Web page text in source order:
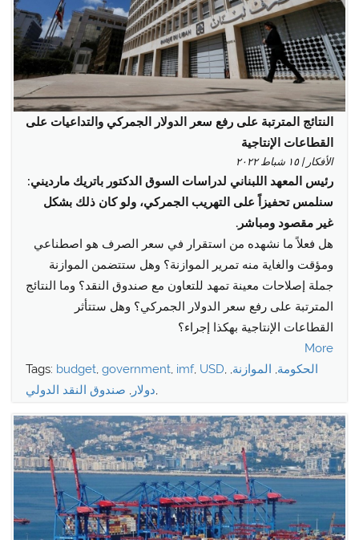
النتائج المترتبة على رفع سعر الدولار الجمركي والتداعيات على
القطاعات الإنتاجية
الأفكار | ١٥ شباط ٢٠٢٢
رئيس المعهد اللبناني لدراسات السوق الدكتور باتريك مارديني:
سنلمس تحفيزاً على التهريب الجمركي، ولو كان ذلك بشكل
غير مقصود ومباشر.
هل فعلاً ما نشهده من استقرار في سعر الصرف هو اصطناعي
ومؤقت والغاية منه تمرير الموازنة؟ وهل ستتضمن الموازنة
جملة إصلاحات معينة تمهد للتعاون مع صندوق النقد؟ وما النتائج
المترتبة على رفع سعر الدولار الجمركي؟ وهل ستتأثر
القطاعات الإنتاجية بهكذا إجراء؟
More
Tags: budget, government, imf, USD, الحكومة, الموازنة,
دولار , صندوق النقد الدولي ,